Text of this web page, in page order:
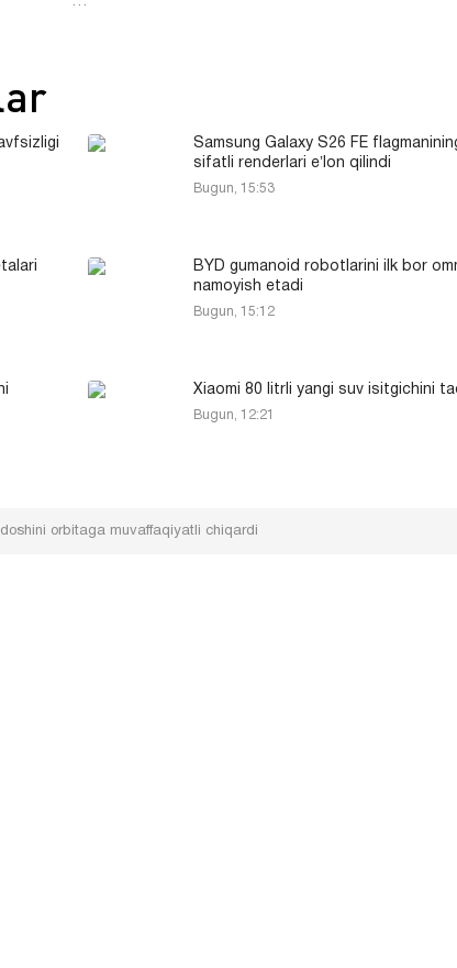
Samsung Galaxy S26 FE
sifatli renderlari eʼlon qilindi
Bugun, 15:53
BYD gumanoid robotlarini ilk bor
namoyish etadi
Bugun, 15:12
Xiaomi 80 litrli yangi suv isitgichini
Bugun, 12:21
orbitaga muvaffaqiyatli chiqardi